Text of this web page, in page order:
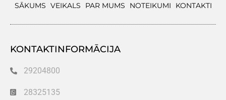
SĀKUMS VEIKALS PAR MUMS NOTEIKUMI KONTAKTI
KONTAKTINFORMĀCIJA
29204800
28325135